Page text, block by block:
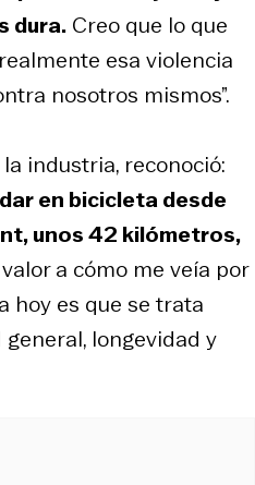
dura. Creo que lo que
esa violencia
nosotros mismos”.
industria, reconoció:
en bicicleta desde
unos 42 kilómetros,
a cómo me veía por
hoy es que se trata
longevidad y